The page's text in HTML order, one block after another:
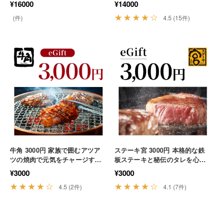
スイーツ 贈り物
¥16000
(件)
ティー ギフト 贈り物
¥14000
★★★★☆ 4.5 (15件)
牛角 3000円 家族で囲むアツア
ツの焼肉で元気をチャージする
至福のひととき 肉 ディナー 外
食
¥3000
★★★★☆ 4.5 (2件)
ステーキ宮 3000円 本格的な鉄
板ステーキと秘伝のタレを心ゆ
くまで満喫する 肉 ランチ 贅沢
¥3000
★★★★☆ 4.1 (7件)